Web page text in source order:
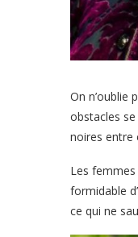
On n’oublie
obstacles
noires entre
Les
formidable
ce qui ne